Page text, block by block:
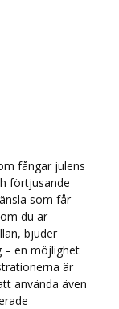
fångar julens
förtjusande
som får
du är
bjuder
– en möjlighet
är
använda även